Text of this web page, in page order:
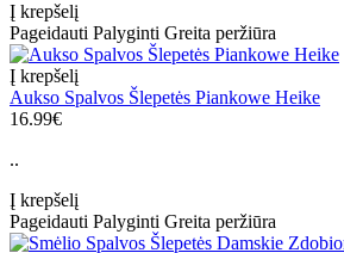
Į krepšelį
Pageidauti Palyginti Greita peržiūra
Į krepšelį
Aukso Spalvos Šlepetės Piankowe Heike
16.99€
..
Į krepšelį
Pageidauti Palyginti Greita peržiūra